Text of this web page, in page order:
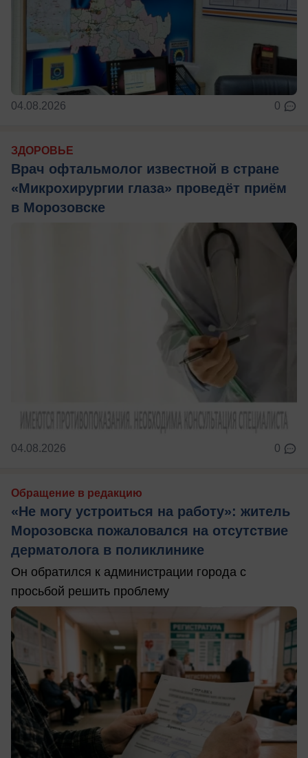
04.08.2026 0
ЗДОРОВЬЕ
Врач офтальмолог известной в стране
«Микрохирургии глаза» проведёт приём
в Морозовске
04.08.2026 0
Обращение в редакцию
«Не могу устроиться на работу»: житель
Морозовска пожаловался на отсутствие
дерматолога в поликлинике
Он обратился к администрации города с
просьбой решить проблему